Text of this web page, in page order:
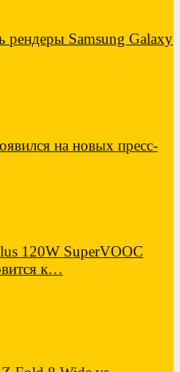
рендеры Samsung Galaxy
на новых пресс-
120W SuperVOOC
к…